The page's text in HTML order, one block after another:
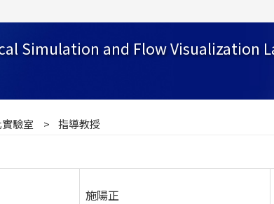
Simulation and Flow Visualization
驗室 指導教授
施陽正